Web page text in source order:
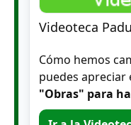
Videoteca
Cómo hemos
puedes apreciar
"Obras" para